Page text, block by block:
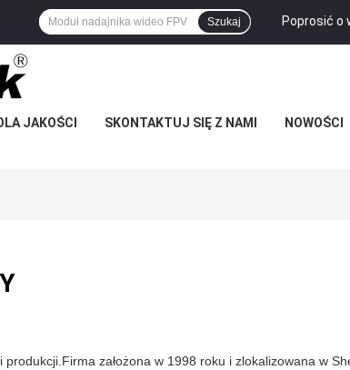
Poprosić o
Szukaj
JAKOŚCI SKONTAKTUJ SIĘ Z NAMI NOWOŚCI
założona w 1998 roku i zlokalizowana w